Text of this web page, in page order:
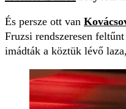
És persze ott van
Fruzsi rendszeresen
imádták a köztük lévő